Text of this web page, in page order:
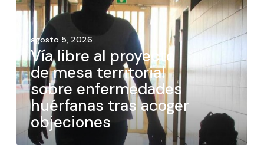
agosto 5, 2026
Vía libre al proyecto
de mesa territorial
sobre enfermedades
huérfanas tras acoger
objeciones